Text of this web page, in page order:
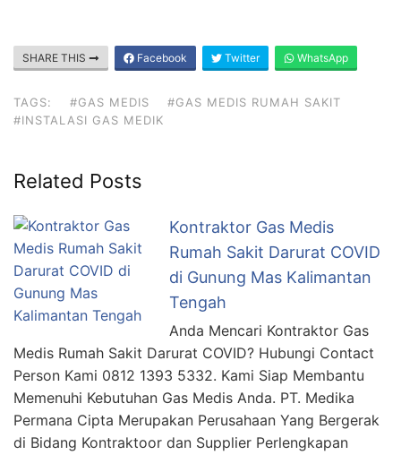
SHARE THIS Facebook Twitter WhatsApp
TAGS: #GAS MEDIS
#GAS MEDIS RUMAH SAKIT
#INSTALASI GAS MEDIK
Related Posts
Kontraktor Gas Medis
Rumah Sakit Darurat COVID
di Gunung Mas Kalimantan
Tengah
Anda Mencari Kontraktor Gas
Medis Rumah Sakit Darurat COVID? Hubungi Contact
Person Kami 0812 1393 5332. Kami Siap Membantu
Memenuhi Kebutuhan Gas Medis Anda. PT. Medika
Permana Cipta Merupakan Perusahaan Yang Bergerak
di Bidang Kontraktoor dan Supplier Perlengkapan